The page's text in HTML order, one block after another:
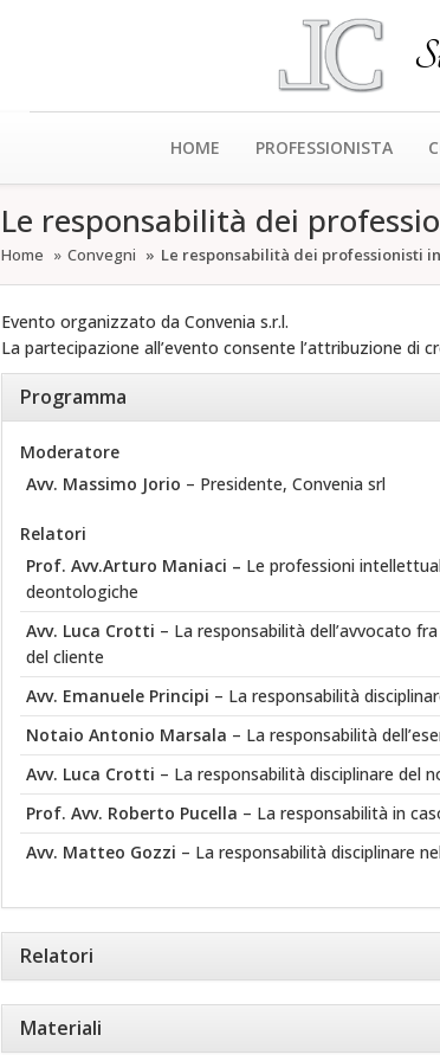
HOME PROFESSIONISTA
Le responsabilità dei
Home Convegni Le responsabilità dei professionisti
Evento organizzato da Convenia s.r.l.
La partecipazione all’evento consente l’attribuzione di
Programma
Moderatore
Avv. Massimo Jorio – Presidente, Convenia srl
Relatori
Prof. Avv.Arturo Maniaci – Le professioni
deontologiche
Avv. Luca Crotti – La responsabilità dell’avvocato
del cliente
Avv. Emanuele Principi – La responsabilità
Notaio Antonio Marsala – La responsabilità
Avv. Luca Crotti – La responsabilità disciplinare del
Prof. Avv. Roberto Pucella – La responsabilità in
Avv. Matteo Gozzi – La responsabilità disciplinare
Relatori
Materiali